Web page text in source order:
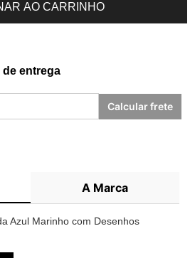
AO CARRINHO
de entrega
Calcular frete
A Marca
Azul Marinho com Desenhos